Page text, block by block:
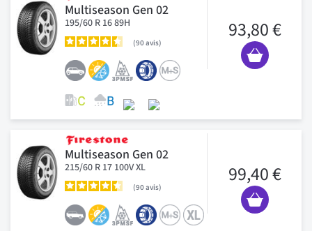
Multiseason Gen 02
195/60 R 16 89H
90avis
93,80 €
Multiseason Gen 02
215/60 R 17 100V XL
90avis
99,40 €